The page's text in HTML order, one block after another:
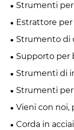
Strumenti
Estrattore
Strumento di
Supporto per
Strumenti di
Strumenti
Vieni con noi,
Corda in